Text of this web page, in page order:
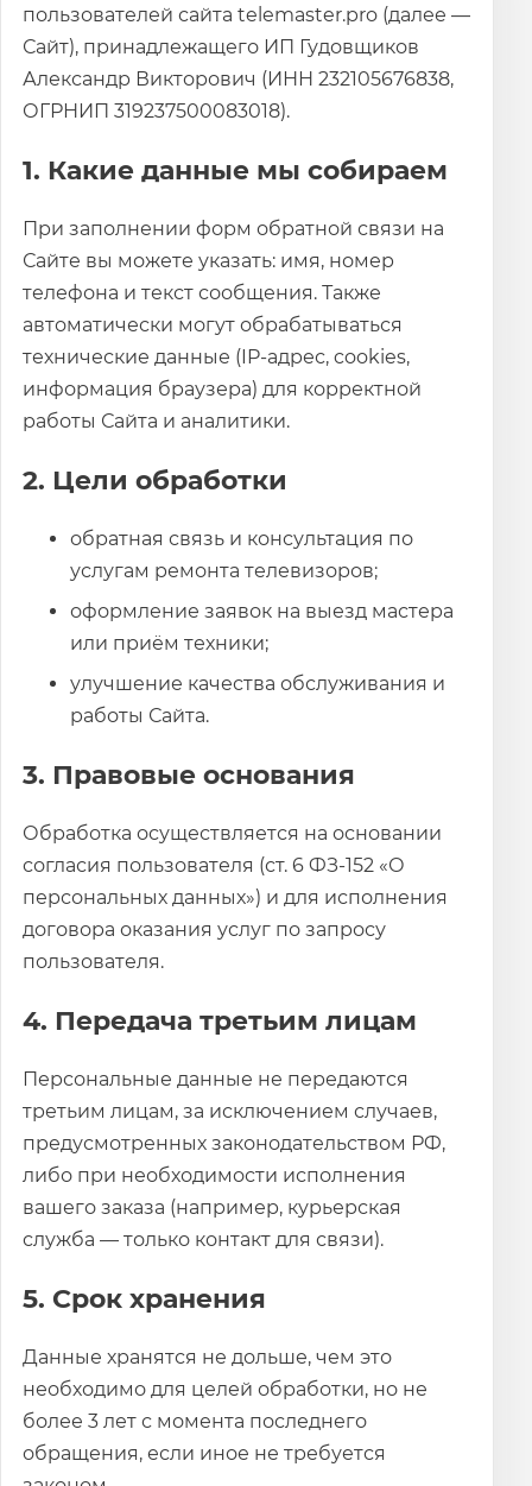
пользователей сайта telemaster.pro (далее —
Сайт), принадлежащего ИП Гудовщиков
Александр Викторович (ИНН 232105676838,
ОГРНИП 319237500083018).
1. Какие данные мы собираем
При заполнении форм обратной связи на
Сайте вы можете указать: имя, номер
телефона и текст сообщения. Также
автоматически могут обрабатываться
технические данные (IP-адрес, cookies,
информация браузера) для корректной
работы Сайта и аналитики.
2. Цели обработки
обратная связь и консультация по
услугам ремонта телевизоров;
оформление заявок на выезд мастера
или приём техники;
улучшение качества обслуживания и
работы Сайта.
3. Правовые основания
Обработка осуществляется на основании
согласия пользователя (ст. 6 ФЗ‑152 «О
персональных данных») и для исполнения
договора оказания услуг по запросу
пользователя.
4. Передача третьим лицам
Персональные данные не передаются
третьим лицам, за исключением случаев,
предусмотренных законодательством РФ,
либо при необходимости исполнения
вашего заказа (например, курьерская
служба — только контакт для связи).
5. Срок хранения
Данные хранятся не дольше, чем это
необходимо для целей обработки, но не
более 3 лет с момента последнего
обращения, если иное не требуется